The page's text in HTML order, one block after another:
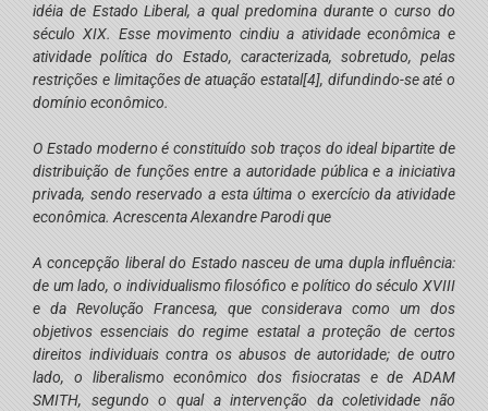
idéia de Estado Liberal, a qual predomina durante o curso do
século XIX. Esse movimento cindiu a atividade econômica e
atividade política do Estado, caracterizada, sobretudo, pelas
restrições e limitações de atuação estatal[4], difundindo-se até o
domínio econômico.
O Estado moderno é constituído sob traços do ideal bipartite de
distribuição de funções entre a autoridade pública e a iniciativa
privada, sendo reservado a esta última o exercício da atividade
econômica. Acrescenta Alexandre Parodi que
A concepção liberal do Estado nasceu de uma dupla influência:
de um lado, o individualismo filosófico e político do século XVIII
e da Revolução Francesa, que considerava como um dos
objetivos essenciais do regime estatal a proteção de certos
direitos individuais contra os abusos de autoridade; de outro
lado, o liberalismo econômico dos fisiocratas e de ADAM
SMITH, segundo o qual a intervenção da coletividade não